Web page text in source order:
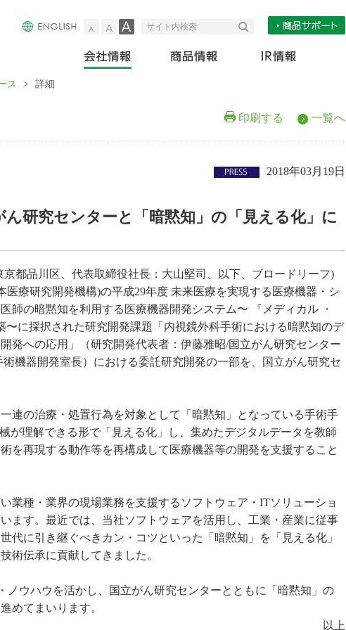
小 大
サイト内検索 検索
ス > 詳細
印刷する 一覧へ
2018年03月19日
研究センターと「暗黙知」の「見える化」に
都品川区、代表取締役社長：大山堅司、以下、ブロードリーフ)
医療研究開発機構)の平成29年度 未来医療を実現する医療機器・シ
師の暗黙知を利用する医療機器開発システム〜 『メディカル ・
〜に採択された研究開発課題「内視鏡外科手術における暗黙知のデ
発への応用」（研究開発代表者：伊藤雅昭/国立がん研究センター
機器開発室長）における委託研究開発の一部を、国立がん研究セ
連の治療・処置行為を対象として「暗黙知」となっている手術手
が理解できる形で「見える化」し、集めたデジタルデータを教師
を再現する動作等を再構成して医療機器等の開発を支援すること
業種・業界の現場業務を支援するソフトウェア・ITソリューショ
ます。最近では、当社ソフトウェアを活用し、工業・産業に従事
代に引き継ぐべきカン・コツといった「暗黙知」を「見える化」
術伝承に貢献してきました。
ノウハウを活かし、国立がん研究センターとともに「暗黙知」の
めてまいります。
以上